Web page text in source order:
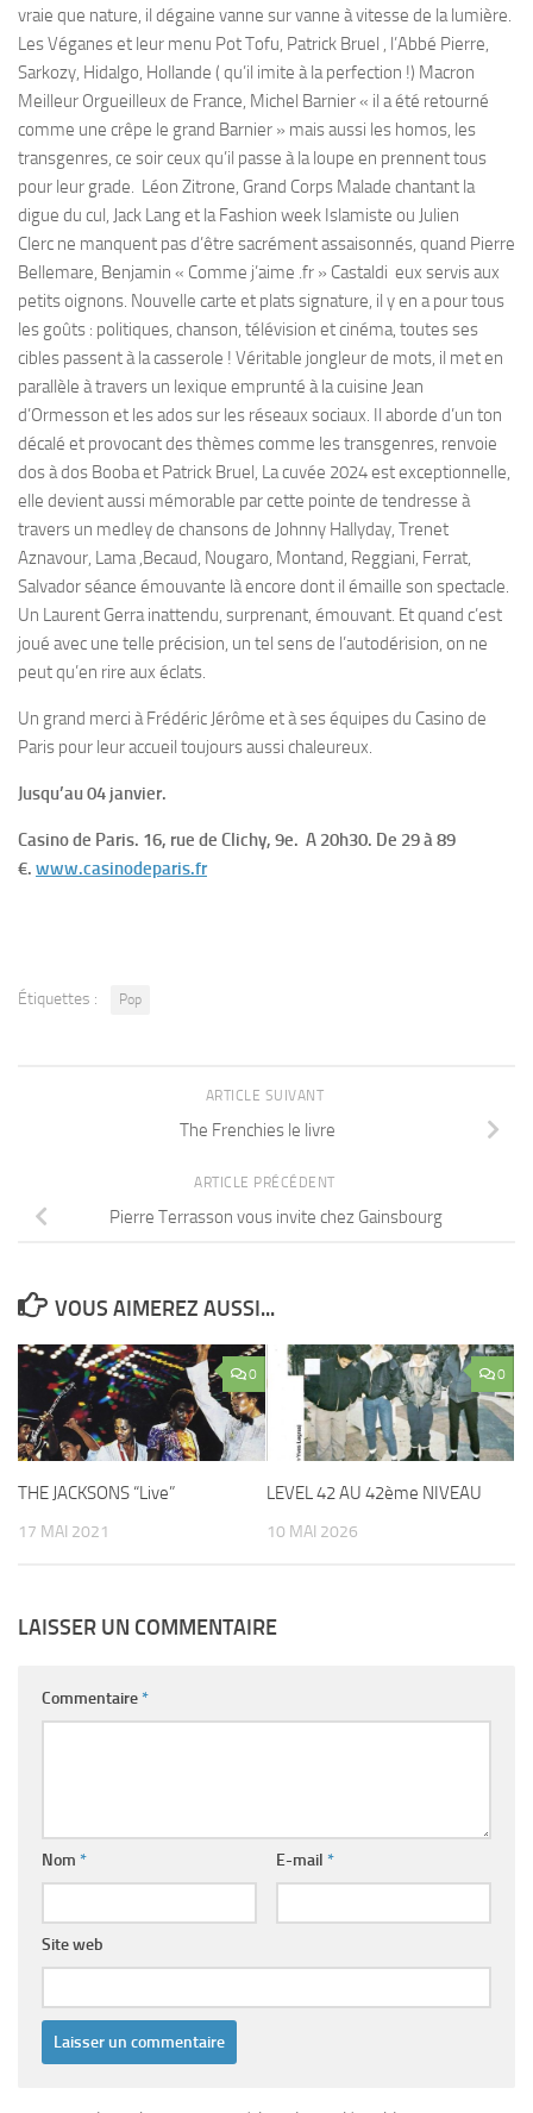
vraie que nature, il dégaine vanne sur vanne à vitesse de la lumière.
Les Véganes et leur menu Pot Tofu, Patrick Bruel , l’Abbé Pierre,
Sarkozy, Hidalgo, Hollande ( qu’il imite à la perfection !) Macron
Meilleur Orgueilleux de France, Michel Barnier « il a été retourné
comme une crêpe le grand Barnier » mais aussi les homos, les
transgenres, ce soir ceux qu’il passe à la loupe en prennent tous
pour leur grade. Léon Zitrone, Grand Corps Malade chantant la
digue du cul, Jack Lang et la Fashion week Islamiste ou Julien
Clerc ne manquent pas d’être sacrément assaisonnés, quand Pierre
Bellemare, Benjamin « Comme j’aime .fr » Castaldi eux servis aux
petits oignons. Nouvelle carte et plats signature, il y en a pour tous
les goûts : politiques, chanson, télévision et cinéma, toutes ses
cibles passent à la casserole ! Véritable jongleur de mots, il met en
parallèle à travers un lexique emprunté à la cuisine Jean
d’Ormesson et les ados sur les réseaux sociaux. Il aborde d’un ton
décalé et provocant des thèmes comme les transgenres, renvoie
dos à dos Booba et Patrick Bruel, La cuvée 2024 est exceptionnelle,
elle devient aussi mémorable par cette pointe de tendresse à
travers un medley de chansons de Johnny Hallyday, Trenet
Aznavour, Lama ,Becaud, Nougaro, Montand, Reggiani, Ferrat,
Salvador séance émouvante là encore dont il émaille son spectacle.
Un Laurent Gerra inattendu, surprenant, émouvant. Et quand c’est
joué avec une telle précision, un tel sens de l’autodérision, on ne
peut qu’en rire aux éclats.
Un grand merci à Frédéric Jérôme et à ses équipes du Casino de
Paris pour leur accueil toujours aussi chaleureux.
Jusqu’au 04 janvier.
Casino de Paris. 16, rue de Clichy, 9e. A 20h30. De 29 à 89
€. www.casinodeparis.fr
Étiquettes : Pop
ARTICLE SUIVANT
The Frenchies le livre
ARTICLE PRÉCÉDENT
Pierre Terrasson vous invite chez Gainsbourg
VOUS AIMEREZ AUSSI...
0
THE JACKSONS “Live”
17 MAI 2021
0
LEVEL 42 AU 42ème NIVEAU
10 MAI 2026
LAISSER UN COMMENTAIRE
Commentaire*
Nom * E-mail *
Site web